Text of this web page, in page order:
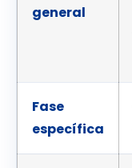
general
Fase
específica